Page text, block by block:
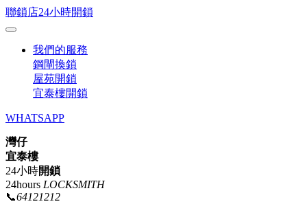
聯鎖店24小時開鎖
我們的服務
鋼閘換鎖
屋苑開鎖
宜泰樓開鎖
WHATSAPP
灣仔
宜泰樓
24小時開鎖
24hours LOCKSMITH
📞64121212